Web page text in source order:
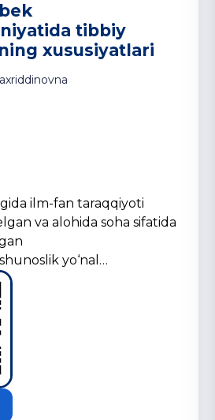
tibbiy
xususiyatlari
ilm-fan taraqqiyoti
va alohida soha sifatida
yo‘nal…